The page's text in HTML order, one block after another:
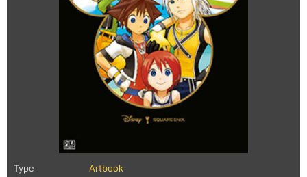
Type
Artbook